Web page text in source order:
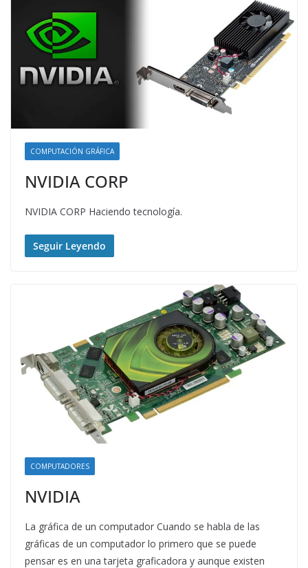
COMPUTACIÓN GRÁFICA
NVIDIA CORP
NVIDIA CORP Haciendo tecnología.
Seguir Leyendo
COMPUTADORES
NVIDIA
La gráfica de un computador Cuando se habla de las
gráficas de un computador lo primero que se puede
pensar es en una tarjeta graficadora y aunque existen